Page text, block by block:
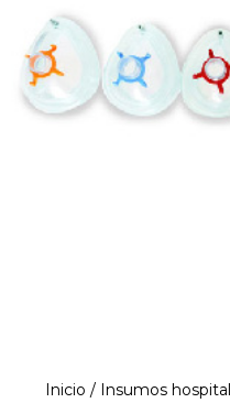
Inicio / Insumos